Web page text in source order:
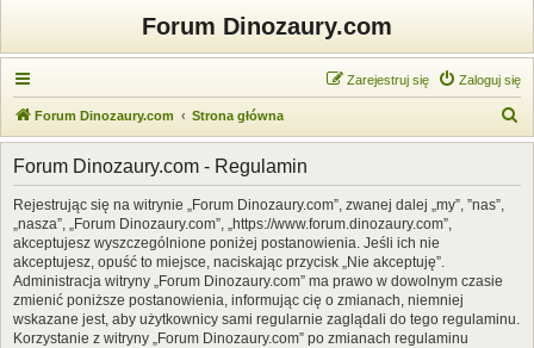
Forum Dinozaury.com
Zaloguj się
Zarejestruj się
Forum Dinozaury.com Strona główna
z
Forum Dinozaury.com - Regulamin
Rejestrując się na witrynie „Forum Dinozaury.com”, zwanej dalej „my”, ”nas”,
„nasza”, „Forum Dinozaury.com”, „https://www.forum.dinozaury.com”,
akceptujesz wyszczególnione poniżej postanowienia. Jeśli ich nie
akceptujesz, opuść to miejsce, naciskając przycisk „Nie akceptuję”.
Administracja witryny „Forum Dinozaury.com” ma prawo w dowolnym czasie
zmienić poniższe postanowienia, informując cię o zmianach, niemniej
wskazane jest, aby użytkownicy sami regularnie zaglądali do tego regulaminu.
Korzystanie z witryny „Forum Dinozaury.com” po zmianach regulaminu